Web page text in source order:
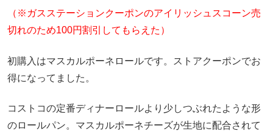
（※ガスステーションクーポンのアイリッシュスコーン売
切れのため100円割引してもらえた）
初購入はマスカルポーネロールです。ストアクーポンでお
得になってました。
コストコの定番ディナーロールより少しつぶれたような形
のロールパン。マスカルポーネチーズが生地に配合されて